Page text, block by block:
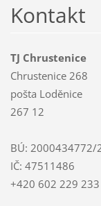
Kontakt
TJ Chrustenice
Chrustenice 268
pošta Loděnice
267 12
BÚ: 2000434772/
IČ: 47511486
+420 602 229 233